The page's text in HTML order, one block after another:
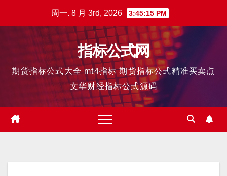
周一. 8 月 3rd, 2026 3:45:16 PM
指标公式网
期货指标公式大全 mt4指标 期货指标公式精准买卖点
文华财经指标公式源码